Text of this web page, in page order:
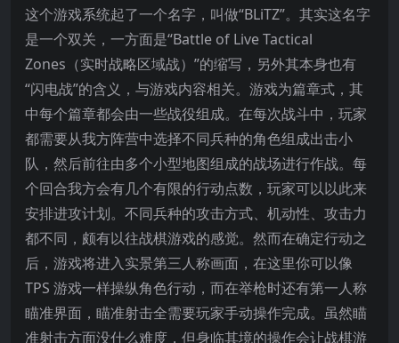
这个游戏系统起了一个名字，叫做“BLiTZ”。其实这名字
是一个双关，一方面是“Battle of Live Tactical
Zones（实时战略区域战）”的缩写，另外其本身也有
“闪电战”的含义，与游戏内容相关。游戏为篇章式，其
中每个篇章都会由一些战役组成。在每次战斗中，玩家
都需要从我方阵营中选择不同兵种的角色组成出击小
队，然后前往由多个小型地图组成的战场进行作战。每
个回合我方会有几个有限的行动点数，玩家可以以此来
安排进攻计划。不同兵种的攻击方式、机动性、攻击力
都不同，颇有以往战棋游戏的感觉。然而在确定行动之
后，游戏将进入实景第三人称画面，在这里你可以像
TPS 游戏一样操纵角色行动，而在举枪时还有第一人称
瞄准界面，瞄准射击全需要玩家手动操作完成。虽然瞄
准射击方面没什么难度，但身临其境的操作会让战棋游